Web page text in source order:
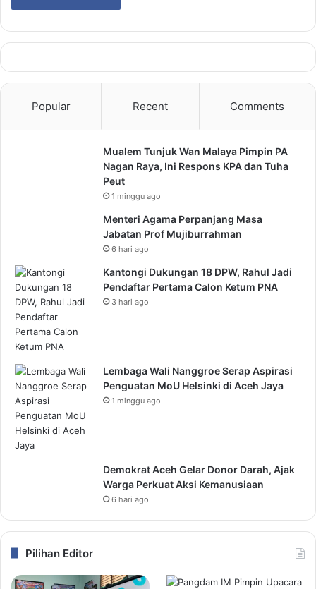
Popular Recent Comments
Mualem Tunjuk Wan Malaya Pimpin PA
Nagan Raya, Ini Respons KPA dan Tuha
Peut
1 minggu ago
Menteri Agama Perpanjang Masa
Jabatan Prof Mujiburrahman
6 hari ago
Kantongi Dukungan 18 DPW, Rahul Jadi
Pendaftar Pertama Calon Ketum PNA
3 hari ago
Lembaga Wali Nanggroe Serap Aspirasi
Penguatan MoU Helsinki di Aceh Jaya
1 minggu ago
Demokrat Aceh Gelar Donor Darah, Ajak
Warga Perkuat Aksi Kemanusiaan
6 hari ago
Pilihan Editor